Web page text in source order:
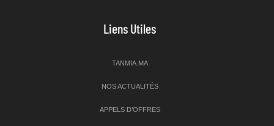
Liens Utiles
TANMIA.MA
NOS ACTUALITÉS
APPELS D’OFFRES